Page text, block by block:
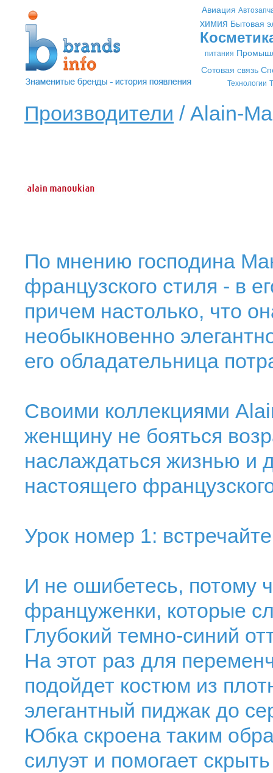
Авиация
химия Бытовая
питания
Сотовая связь
Технологии
Производители / Alain-
По мнению господина
французского стиля - в
причем настолько, что
необыкновенно
его обладательница
Своими коллекциями
женщину не бояться
наслаждаться жизнью и
настоящего
Урок номер 1:
И не ошибетесь, потому
француженки, которые
Глубокий темно-синий
На этот раз для
подойдет костюм из
элегантный пиджак до
Юбка скроена таким
силуэт и помогает